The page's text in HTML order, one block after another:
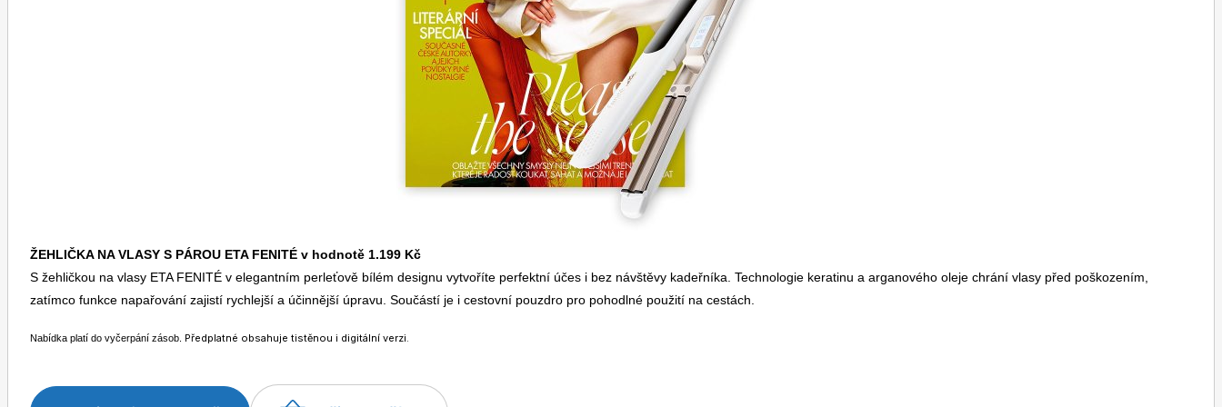
ŽEHLIČKA NA VLASY S PÁROU ETA FENITÉ v hodnotě 1.199 Kč
S žehličkou na vlasy ETA FENITÉ v elegantním perleťově bílém designu vytvoříte perfektní účes i bez návštěvy kadeřníka. Technologie keratinu a arganového oleje chrání vlasy před poškozením,
zatímco funkce napařování zajistí rychlejší a účinnější úpravu. Součástí je i cestovní pouzdro pro pohodlné použití na cestách.
Nabídka platí do vyčerpání zásob. Předplatné obsahuje tistěnou i digitální verzi.